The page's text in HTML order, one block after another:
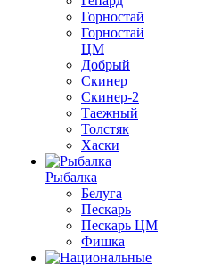
Горностай
Горностай
ЦМ
Добрый
Скинер
Скинер-2
Таежный
Толстяк
Хаски
Рыбалка
Белуга
Пескарь
Пескарь ЦМ
Фишка